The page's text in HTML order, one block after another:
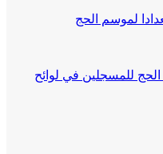
لموسم الحج
للمسجلين في لوائح